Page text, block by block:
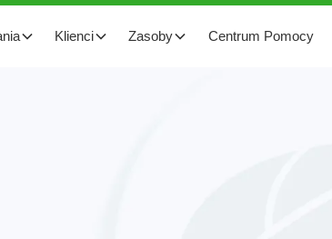
Klienci Zasoby Centrum Pomocy